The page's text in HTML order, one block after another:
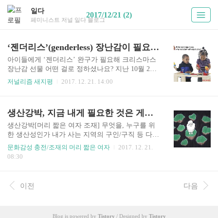
일다
페미니스트 저널 일다 블로그
2017/12/21 (2)
‘젠더리스’(genderless) 장난감이 필요하다
아이들에게 ‘젠더리스’ 완구가 필요해 크리스마스
장난감 선물 어떤 걸로 정하셨나요? 지난 10월 23
일, 미국 IT 잡지 와이어드(Wired)에서는 ‘로봇 완
기사는 미국 내 여성 엔지니어의 비율이 12% 밖에
되지 않는 점을 지적하며 실리콘밸리 내 성차별에
대해서도 언급했다. 올해 실리콘밸리에서는 성차
별 발언, 임금 불평등 문제들이 불거져 논란이 되었
다. 실리콘밸리 내 여성 임원의 비율이 낮다는 점은
학, 수학, 기술..
저널리즘 새지평 2017. 12. 21. 14:00
생산강박, 지금 내게 필요한 것은 게으름
생산강박[머리 짧은 여자 조재] 무엇을, 누구를 위
한 생산성인가 내가 사는 지역의 구인/구직 등 다양
한 정보가 올라오는 커뮤니티와 아르바이트 사이
트를 종일 들여다본다. “언니, 아직 쉰지 3일 밖에
생산적인 일을 하고 있지 않는 상태를 견디기 힘들
다. 도저히 가만히 있지 못하고 이것저것 시도하고
문화감성 충전/조재의 머리 짧은 여자
2017. 12. 21.
08:30
이전 다음
Blog is powered by Tistory / Designed by Tistory